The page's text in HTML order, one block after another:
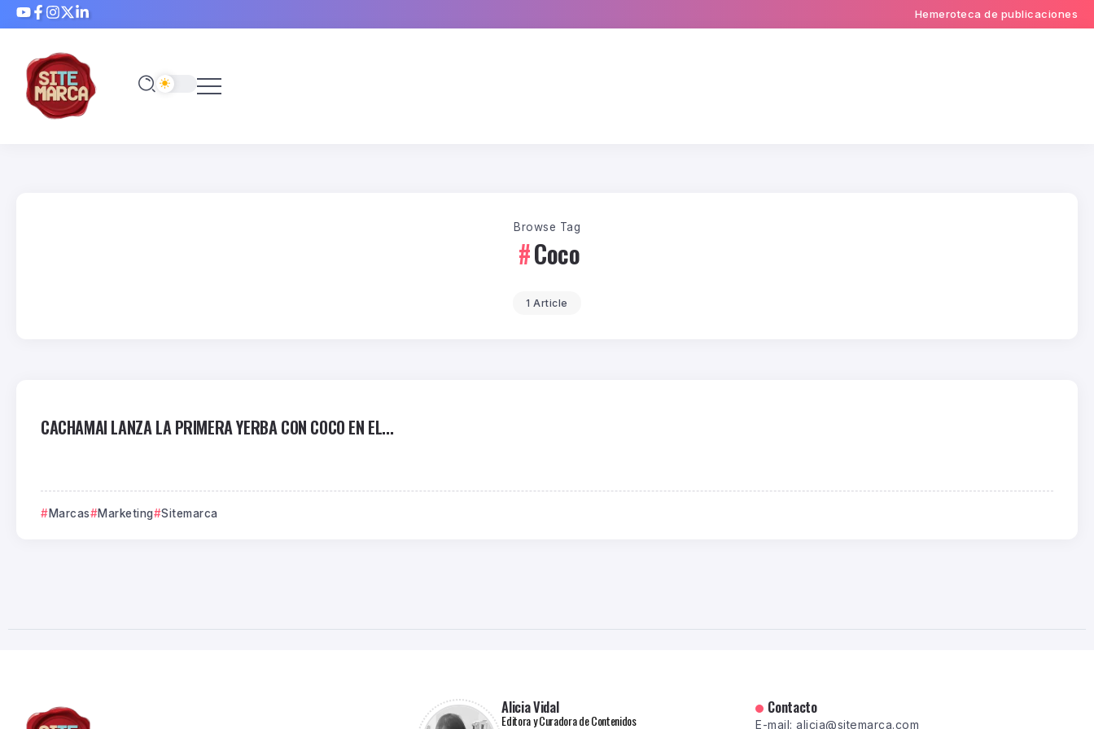
Hemeroteca de publicaciones
Browse Tag
Coco
1 Article
CACHAMAI LANZA LA PRIMERA YERBA CON COCO EN EL...
Marcas Marketing Sitemarca
Alicia Vidal
Editora y Curadora de Contenidos
Contacto
E-mail: alicia@sitemarca.com